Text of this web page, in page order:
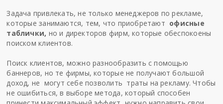
Задача привлекать, не только менеджеров по рекламе,
которые занимаются, тем, что приобретают офисные
таблички, но и директоров фирм, которые обеспокоены
поиском клиентов.
Поиск клиентов, можно разнообразить с помощью
баннеров, но те фирмы, которые не получают большой
доход, не могут себе позволить траты на рекламу. Чтобы
не ошибиться, в выборе метода, который способен